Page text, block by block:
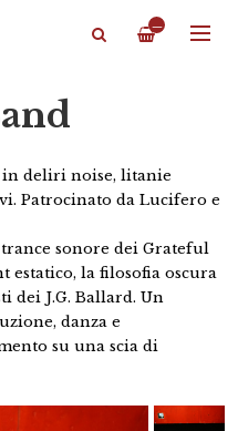
—
in deliri noise, litanie
Patrocinato da Lucifero e
sonore dei Grateful
estatico, la filosofia oscura
dei J.G. Ballard. Un
danza e
su una scia di